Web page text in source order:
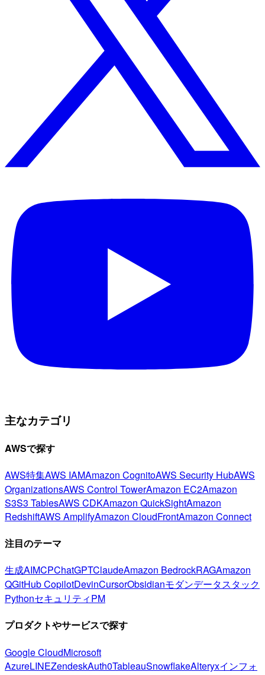
主なカテゴリ
AWSで探す
AWS特集AWS IAMAmazon CognitoAWS Security HubAWS
OrganizationsAWS Control TowerAmazon EC2Amazon
S3S3 TablesAWS CDKAmazon QuickSightAmazon
RedshiftAWS AmplifyAmazon CloudFrontAmazon Connect
注目のテーマ
生成AIMCPChatGPTClaudeAmazon BedrockRAGAmazon
QGitHub CopilotDevinCursorObsidianモダンデータスタック
PythonセキュリティPM
プロダクトやサービスで探す
Google CloudMicrosoft
AzureLINEZendeskAuth0TableauSnowflakeAlteryxインフォ